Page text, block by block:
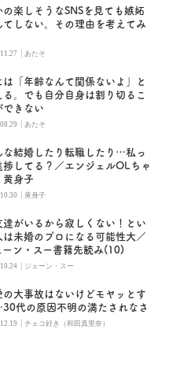
の楽しそうなSNSを見ても嫉妬
てしない。その理由を考えてみ
| あたそ
は「年齢なんて関係ないよ」と
る。でも自分自身は割り切るこ
できない
| あたそ
な結婚したり転職したり…私っ
捗してる？／エンジェルOLちゃ
黄身子
|黄身子
達がいるから寂しくない！とい
は未婚のプロになる可能性大／
ーン・スー書籍先読み(10)
| ジェーン・スー
の大事故はないけどモヤッとす
代の原因不明の満たされなさ
|チェコ好き（和田真里奈）